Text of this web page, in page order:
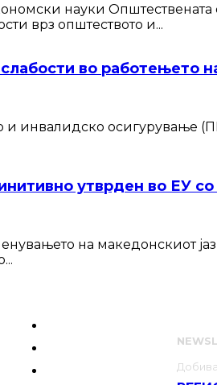
науки Општествената
врз општеството и...
во работењето
инвалидско осигурување
утврден во ЕУ
на македонскиот